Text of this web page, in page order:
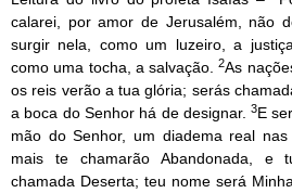
calarei, por amor de Jerusalém, não
surgir nela, como um luzeiro, a
como uma tocha, a salvação.2As
os reis verão a tua glória; serás
a boca do Senhor há de designar.3E
mão do Senhor, um diadema real
mais te chamarão Abandonada, e
chamada Deserta; teu nome será